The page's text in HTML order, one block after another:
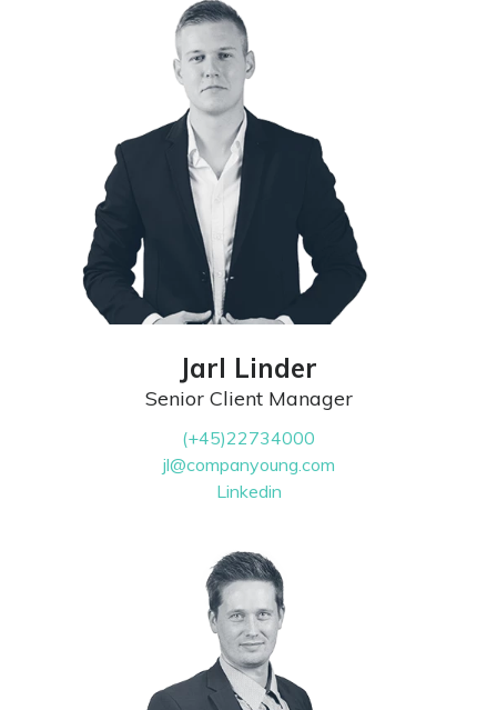
Jarl Linder
Senior Client Manager
(+45)22734000
jl@companyoung.com
Linkedin